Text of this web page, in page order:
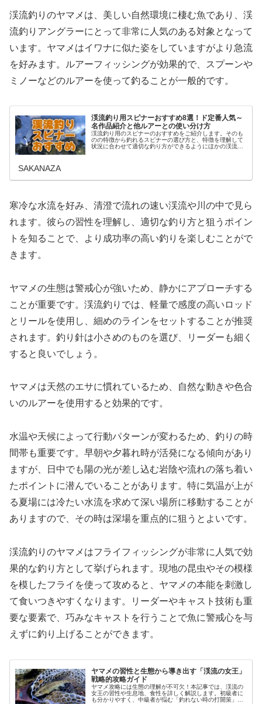
渓流釣りのヤマメは、美しい自然環境に棲む魚であり、渓
流釣りアングラーにとって非常に人気のある対象となって
います。ヤマメはイワナに似た姿をしていますがより急流
を好みます。ルアーフィッシングが効果的で、スプーンや
ミノーなどのルアーを使って釣ることが一般的です。
渓流釣り用スピナーおすすめ8選！ド定番人気～
名作品紹介と他ルアーとの使い分け方
渓流釣り用のスピナーのおすすめをご紹介します。そのも
のの特徴から釣れるスピナーの選び方と、特徴を理解して
状況に合わせて適切な釣り方ができるようにほかの渓流で
SAKANAZA
寒冷な水流を好み、清澄で流れの速い渓流や川の中で見ら
れます。彼らの習性を理解し、適切な釣り方と狙うポイン
トを知ることで、より成功率の高い釣りを楽しむことがで
きます。
ヤマメの生態は警戒心が強いため、静かにアプローチする
ことが重要です。渓流釣りでは、軽量で感度の高いロッド
とリールを使用し、細めのラインをセットすることが推奨
されます。釣り針は小さめのものを選び、リーダーも細く
すると良いでしょう。
ヤマメは天然のエサに慣れているため、自然な動きや色合
いのルアーを使用すると効果的です。
水温や天候によって行動パターンが変わるため、釣りの時
間帯も重要です。早朝や夕暮れ時が活発になる傾向があり
ますが、日中でも陽の光が差し込む岩陰や流れの落ち着い
たポイントに潜んでいることがあります。特に気温が上が
る夏場には冷たい水流を求めて深い場所に移動することが
ありますので、その時は深場を重点的に狙うとよいです。
渓流釣りのヤマメはフライフィッシングが非常に人気で効
果的な釣り方として挙げられます。現地の昆虫やその模様
を模したフライを使って攻めると、ヤマメの本能を刺激し
て食いつきやすくなります。リーダーやキャスト技術も重
要な要素で、巧みなキャストを行うことで魚に警戒心を与
えずに釣り上げることができます。
ヤマメの習性と生態から導き出す「渓流の女王」
戦略的攻略ガイド
ヤマメ攻略には生態の理解が不可欠！本記事では、渓流の
女王の習性や生息地、食性を詳しく解説します。初級者に
も分かりやすく、中級者が悩む「釣れない時の打開策」ま